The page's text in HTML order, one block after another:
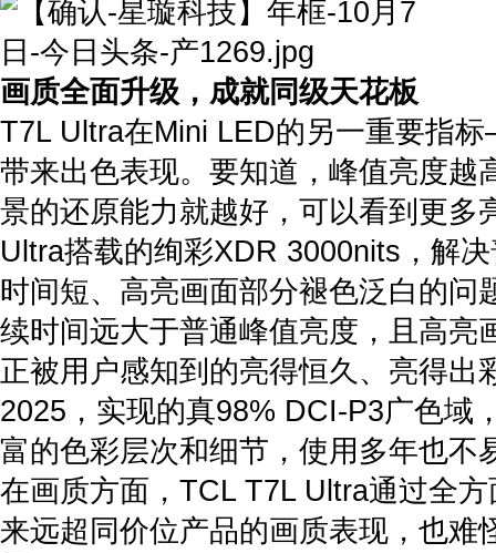
画质全面升级，成就同级天花板
T7L Ultra在Mini LED的另一重要指
带来出色表现。要知道，峰值亮度越
景的还原能力就越好，可以看到更多
Ultra搭载的绚彩XDR 3000nits，解
时间短、高亮画面部分褪色泛白的问
续时间远大于普通峰值亮度，且高亮
正被用户感知到的亮得恒久、亮得出
2025，实现的真98% DCI-P3广色域
富的色彩层次和细节，使用多年也不
在画质方面，TCL T7L Ultra通过全
来远超同价位产品的画质表现，也难